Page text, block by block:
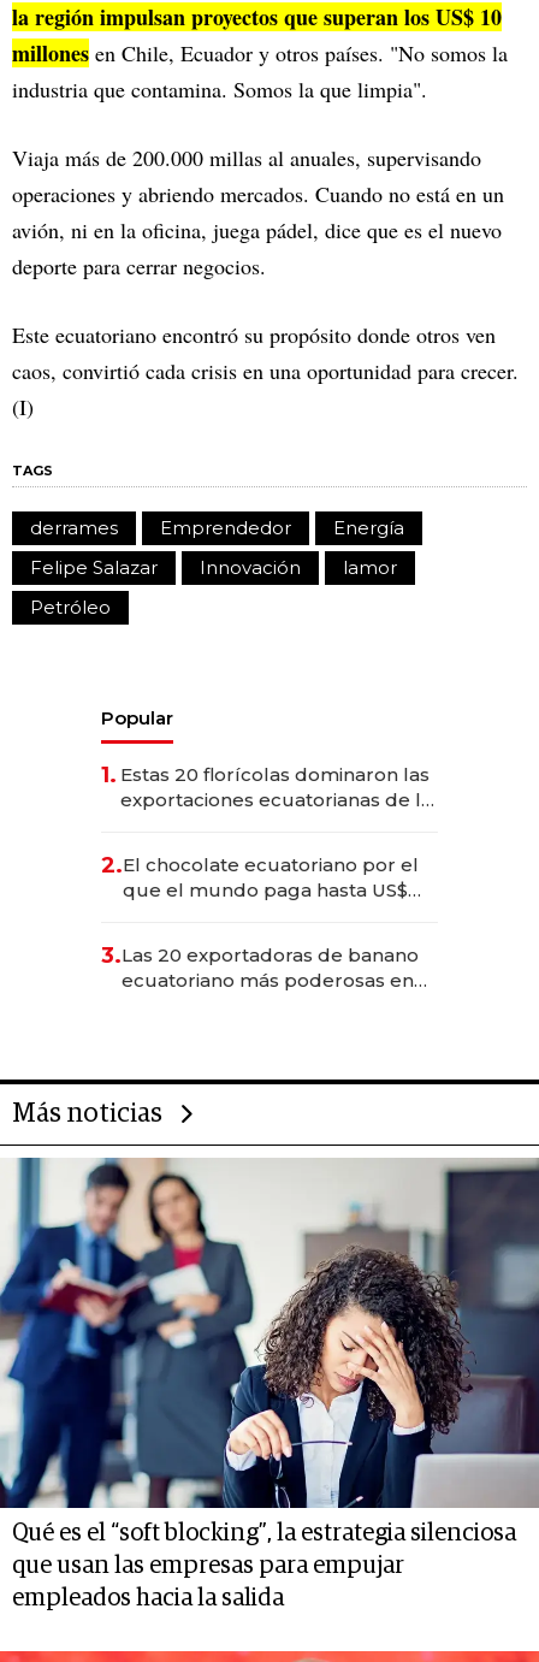
la región impulsan proyectos que superan los US$ 10
millones en Chile, Ecuador y otros países. "No somos la
industria que contamina. Somos la que limpia".
Viaja más de 200.000 millas al anuales, supervisando
operaciones y abriendo mercados. Cuando no está en un
avión, ni en la oficina, juega pádel, dice que es el nuevo
deporte para cerrar negocios.
Este ecuatoriano encontró su propósito donde otros ven
caos, convirtió cada crisis en una oportunidad para crecer.
(I)
TAGS
derrames Emprendedor
Energía
Felipe Salazar
Innovación
lamor
Petróleo
Popular
1. Estas 20 florícolas dominaron las
exportaciones ecuatorianas de la
2.El chocolate ecuatoriano por el
que el mundo paga hasta US$
3.Las 20 exportadoras de banano
ecuatoriano más poderosas en
Más noticias
Qué es el “soft blocking”, la estrategia silenciosa
que usan las empresas para empujar
empleados hacia la salida